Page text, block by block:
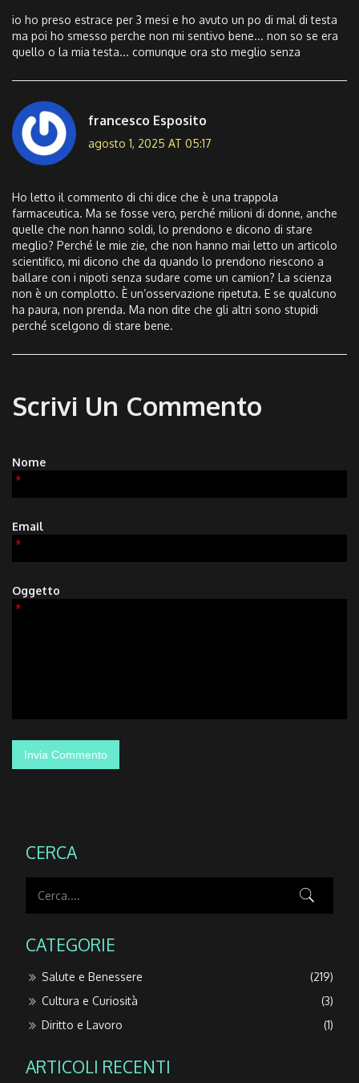
io ho preso estrace per 3 mesi e ho avuto un po di mal di testa
ma poi ho smesso perche non mi sentivo bene... non so se era
quello o la mia testa... comunque ora sto meglio senza
francesco Esposito
agosto 1, 2025 AT 05:17
Ho letto il commento di chi dice che è una trappola
farmaceutica. Ma se fosse vero, perché milioni di donne, anche
quelle che non hanno soldi, lo prendono e dicono di stare
meglio? Perché le mie zie, che non hanno mai letto un articolo
scientifico, mi dicono che da quando lo prendono riescono a
ballare con i nipoti senza sudare come un camion? La scienza
non è un complotto. È un’osservazione ripetuta. E se qualcuno
ha paura, non prenda. Ma non dite che gli altri sono stupidi
perché scelgono di stare bene.
Scrivi Un Commento
Nome
*
Email
*
Oggetto
*
CERCA
CATEGORIE
Salute e Benessere
(219)
Cultura e Curiosità
(3)
Diritto e Lavoro
(1)
ARTICOLI RECENTI